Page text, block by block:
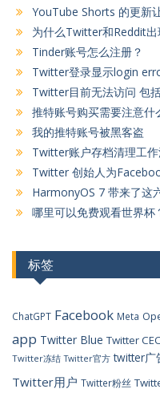
YouTube Shorts 的更新
为什么Twitter和Reddit出
Tinder账号怎么注册？
Twitter登录显示login
Twitter目前无法访问 包
推特账号购买需要注意什
我的推特账号被黑客盗
Twitter账户存档清理工
Twitter 创始人为
HarmonyOS 7 带来了这
哪里可以免费观看世界
标签
ChatGPT Facebook Meta
app Twitter Blue Twitter
Twitter冻结 Twitter官方 twitter广
Twitter用户 Twitter粉丝